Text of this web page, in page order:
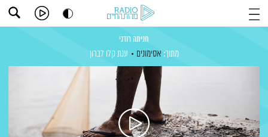
חניתה רודני
מתוך: אסימונים ענת קלו לברון